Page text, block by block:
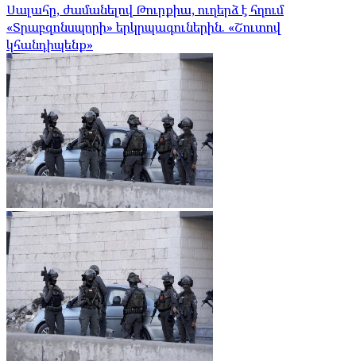
Սալահը, ժամանելով Թուրքիա, ուղերձ է հղում
«Տրաբզոնսպորի» երկրպագուներին. «Շուտով
կհանդիպենք»